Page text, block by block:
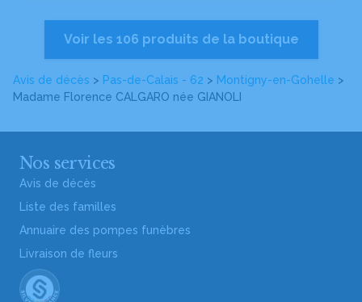
Avis de décès > Pas-de-Calais - 62 > Montigny-en-Gohelle >
Madame Florence CALGARO née GIANOLI
Voir les 106 produits de la boutique
Nos services
Avis de décès
Liste des familles
Annuaire des pompes funèbres
Livraison de fleurs